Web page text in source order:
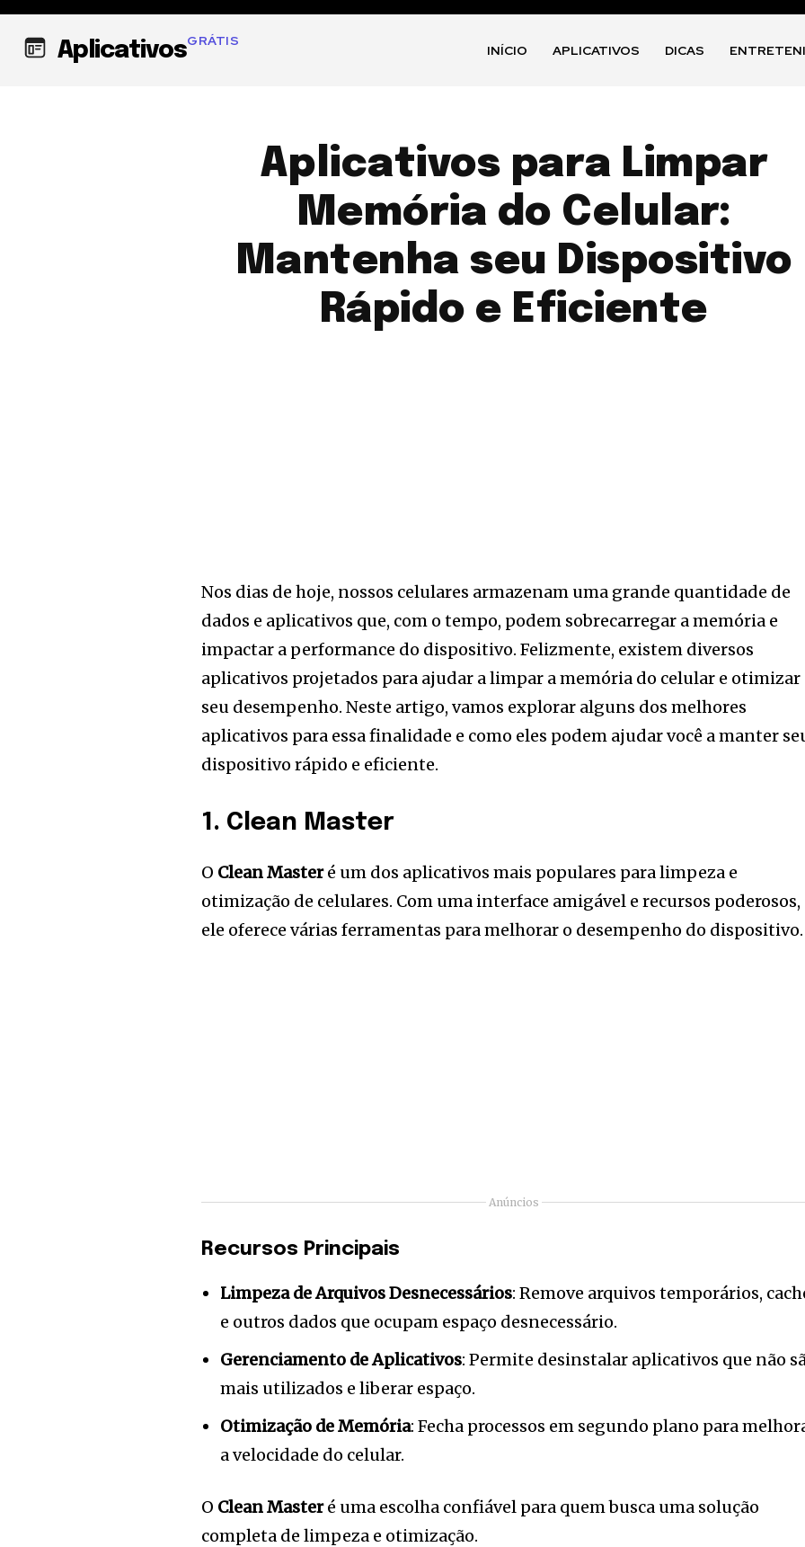
AplicativosGRÁTIS
INÍCIO APLICATIVOS DICAS
Aplicativos para Limpar
Memória do Celular:
Mantenha seu Dispositivo
Rápido e Eficiente
Nos dias de hoje, nossos celulares armazenam uma grande quantidade de
dados e aplicativos que, com o tempo, podem sobrecarregar a memória e
impactar a performance do dispositivo. Felizmente, existem diversos
aplicativos projetados para ajudar a limpar a memória do celular e otimizar
seu desempenho. Neste artigo, vamos explorar alguns dos melhores
aplicativos para essa finalidade e como eles podem ajudar você a manter
dispositivo rápido e eficiente.
1. Clean Master
O Clean Masteré um dos aplicativos mais populares para limpeza e
otimização de celulares. Com uma interface amigável e recursos poderosos,
ele oferece várias ferramentas para melhorar o desempenho do dispositivo.
Anúncios
Recursos Principais
Limpeza de Arquivos Desnecessários: Remove arquivos temporários,
e outros dados que ocupam espaço desnecessário.
Gerenciamento de Aplicativos: Permite desinstalar aplicativos que não
mais utilizados e liberar espaço.
Otimização de Memória: Fecha processos em segundo plano para
a velocidade do celular.
O Clean Masteré uma escolha confiável para quem busca uma solução
completa de limpeza e otimização.